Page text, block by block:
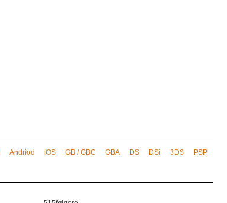
Andriod iOS GB / GBC GBA DS DSi 3DS PSP